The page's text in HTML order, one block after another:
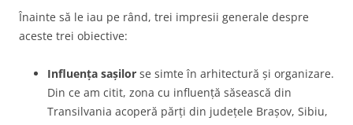
Înainte să le iau pe rând, trei impresii generale despre
aceste trei obiective:
Influența sașilor se simte în arhitectură și organizare.
Din ce am citit, zona cu influență săsească din
Transilvania acoperă părți din județele Brașov, Sibiu,